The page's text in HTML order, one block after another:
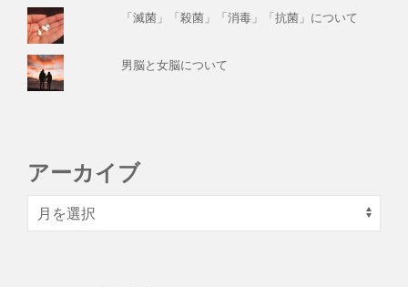
「滅菌」「殺菌」「消毒」「抗菌」について
男脳と女脳について
アーカイブ